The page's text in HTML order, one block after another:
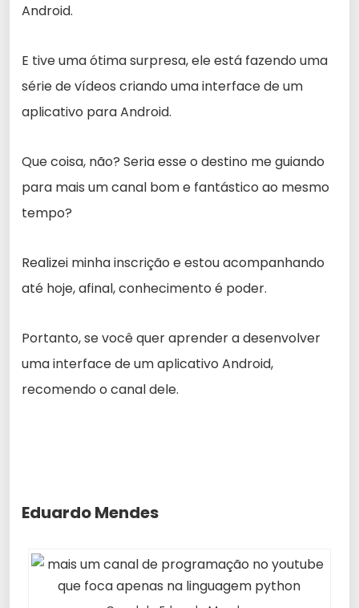
Android.
E tive uma ótima surpresa, ele está fazendo uma
série de vídeos criando uma interface de um
aplicativo para Android.
Que coisa, não? Seria esse o destino me guiando
para mais um canal bom e fantástico ao mesmo
tempo?
Realizei minha inscrição e estou acompanhando
até hoje, afinal, conhecimento é poder.
Portanto, se você quer aprender a desenvolver
uma interface de um aplicativo Android,
recomendo o canal dele.
Eduardo Mendes